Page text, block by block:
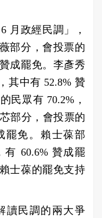
月政經民調」，
部分，會投票的
成罷免。李彥秀
其中有 52.8% 贊
民眾有 70.2%，
部分，會投票的
罷免。賴士葆部
60.6% 贊成罷
士葆的罷免支持
讀民調的兩大爭